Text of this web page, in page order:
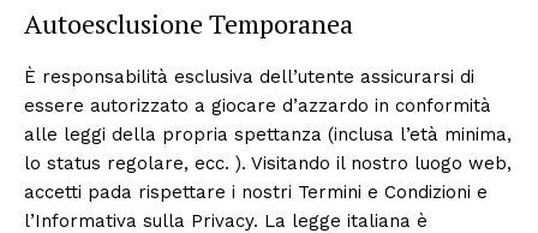
Autoesclusione Temporanea
È responsabilità esclusiva dell’utente assicurarsi di
essere autorizzato a giocare d’azzardo in conformità
alle leggi della propria spettanza (inclusa l’età minima,
lo status regolare, ecc. ). Visitando il nostro luogo web,
accetti pada rispettare i nostri Termini e Condizioni e
l’Informativa sulla Privacy. La legge italiana è